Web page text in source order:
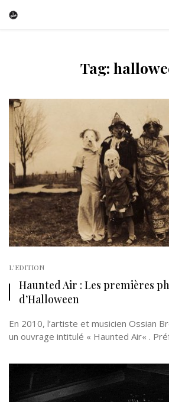
Tag:
L'EDITION
Haunted Air : Les premières
d’Halloween
En 2010, l’artiste et musicien Ossian
un ouvrage intitulé « Haunted Air« .